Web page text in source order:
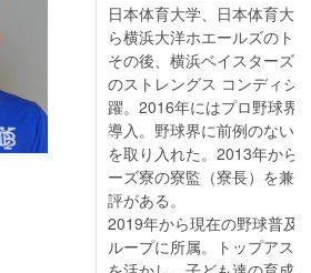
日本体育大学、日本体育大
ら横浜大洋ホエールズのト
その後、横浜ベイスターズ
のストレングス コンディシ
躍。2016年にはプロ野球界
導入。野球界に前例のない
を取り入れた。2013年から
ーズ寮の寮監（寮長）を兼
評がある。
2019年から現在の野球普及
ループに所属。トップアス